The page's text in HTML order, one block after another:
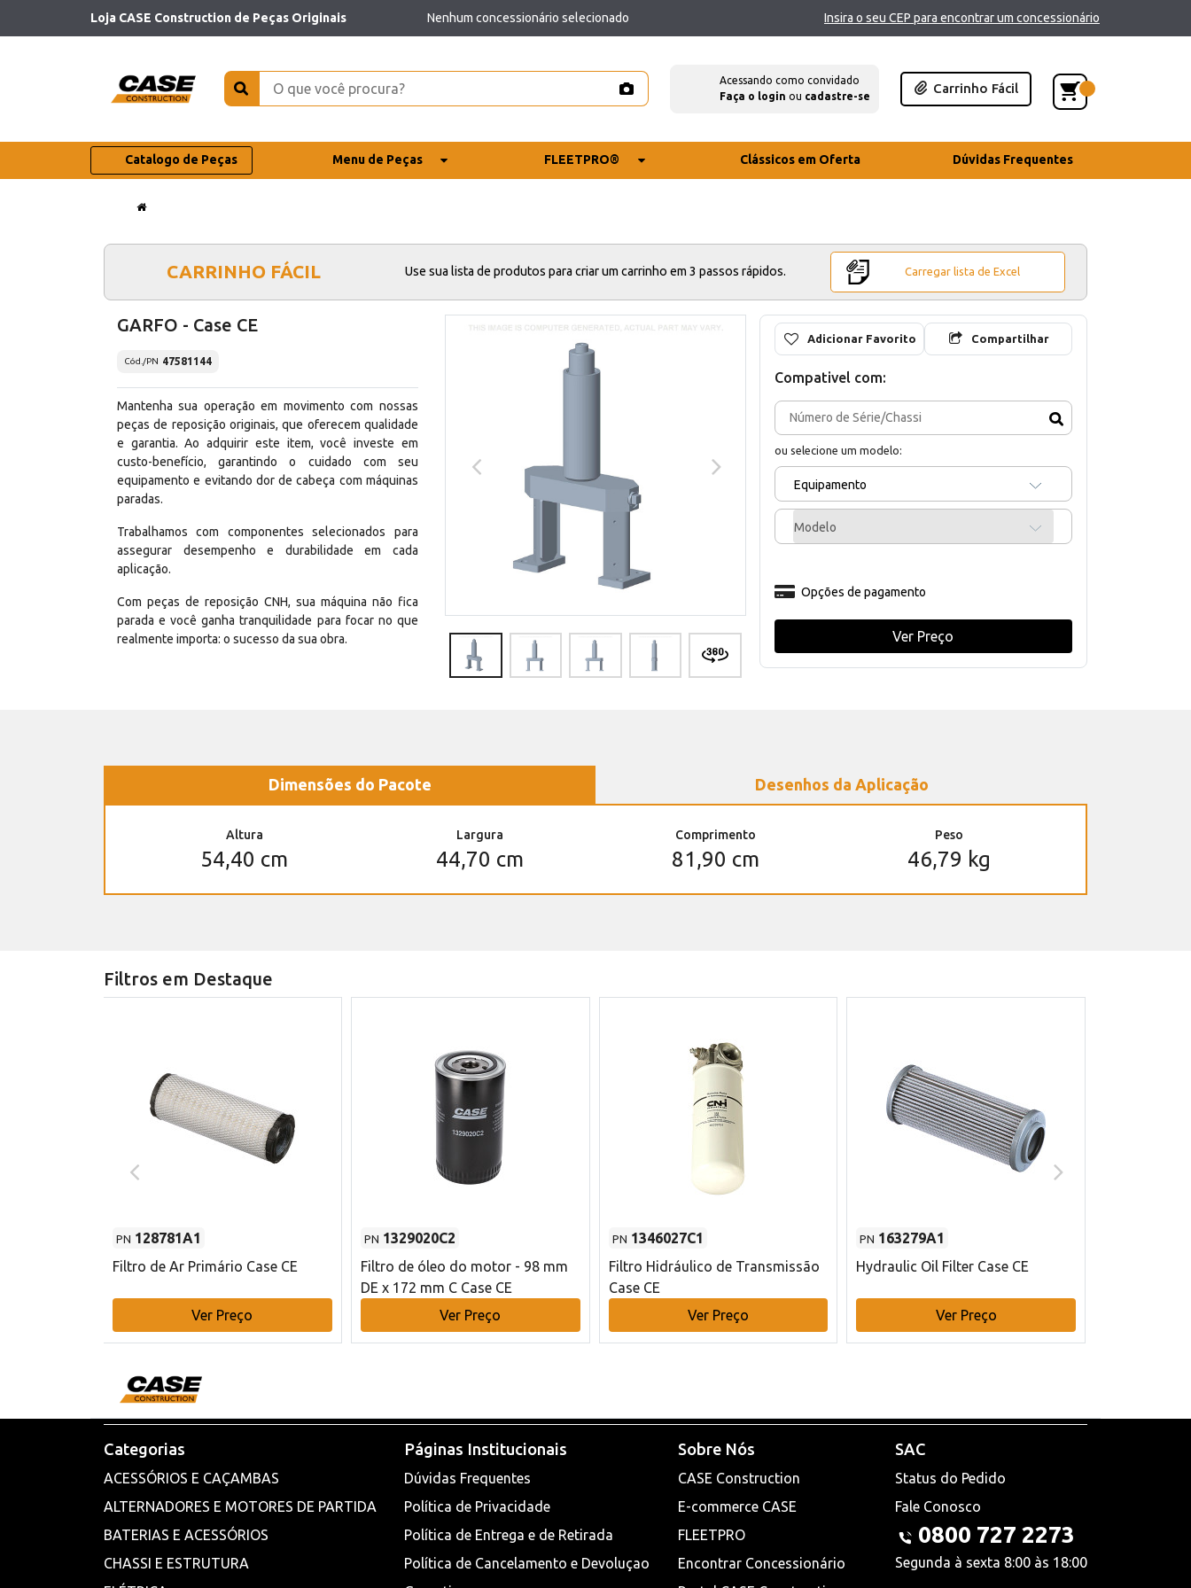
Loja CASE Construction de Peças Originais Nenhum concessionário selecionado Insira o seu CEP para encontrar um concessionário
Acessando como convidado
Faça o login ou cadastre-se
Carrinho Fácil
Catalogo de Peças Menu de Peças FLEETPRO® Clássicos em Oferta Dúvidas Frequentes
CARRINHO FÁCIL Use sua lista de produtos para criar um carrinho em 3 passos rápidos. Carregar lista de Excel
GARFO - Case CE
Cód./PN 47581144
Mantenha sua operação em movimento com nossas
peças de reposição originais, que oferecem qualidade
e garantia. Ao adquirir este item, você investe em
custo-benefício, garantindo o cuidado com seu
equipamento e evitando dor de cabeça com máquinas
paradas.
Trabalhamos com componentes selecionados para
assegurar desempenho e durabilidade em cada
aplicação.
Com peças de reposição CNH, sua máquina não fica
parada e você ganha tranquilidade para focar no que
realmente importa: o sucesso da sua obra.
Adicionar Favorito Compartilhar
Compativel com:
ou selecione um modelo:
Equipamento
Modelo
Opções de pagamento
Ver Preço
Dimensões do Pacote Desenhos da Aplicação
Altura
54,40 cm
Largura
44,70 cm
Comprimento
81,90 cm
Peso
46,79 kg
Filtros em Destaque
PN 128781A1
Filtro de Ar Primário Case CE
Ver Preço
PN 1329020C2
Filtro de óleo do motor - 98 mm
DE x 172 mm C Case CE
Ver Preço
PN 1346027C1
Filtro Hidráulico de Transmissão
Case CE
Ver Preço
PN 163279A1
Hydraulic Oil Filter Case CE
Ver Preço
Categorias
ACESSÓRIOS E CAÇAMBAS
ALTERNADORES E MOTORES DE PARTIDA
BATERIAS E ACESSÓRIOS
CHASSI E ESTRUTURA
Páginas Institucionais
Dúvidas Frequentes
Política de Privacidade
Política de Entrega e de Retirada
Política de Cancelamento e Devoluçao
Sobre Nós
CASE Construction
E-commerce CASE
FLEETPRO
Encontrar Concessionário
SAC
Status do Pedido
Fale Conosco
0800 727 2273
Segunda à sexta 8:00 às 18:00